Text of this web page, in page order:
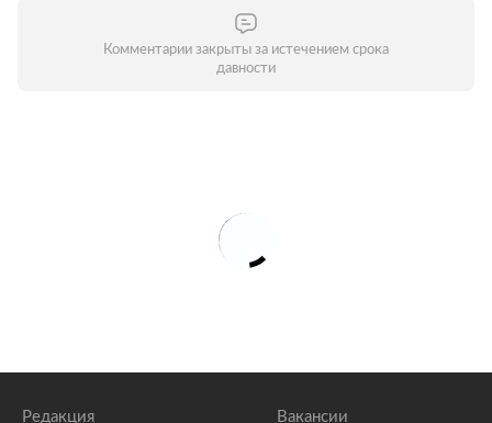
Комментарии закрыты за истечением срока
давности
Редакция Вакансии